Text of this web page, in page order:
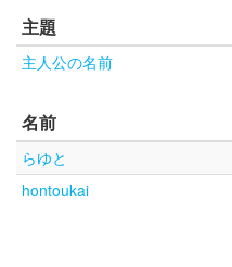
主題
主人公の名前
名前
らゆと
hontoukai